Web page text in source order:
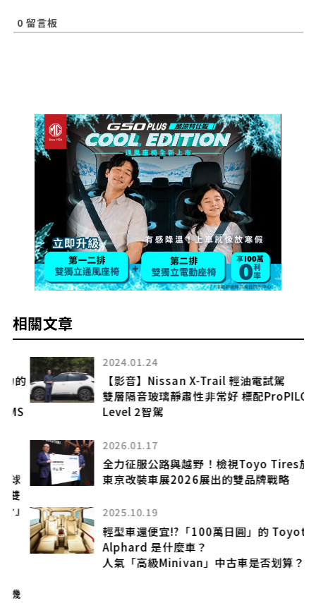
0 留言板
相關文章
2024.01.24
【影音】Nissan X-Trail 輕油電試駕
雙層隔音玻璃靜肅性非常好 標配ProPILOT
Level 2智駕
2026.01.17
全力征服公路與越野！檢視Toyo Tires於
東京改裝車展2026展出的雙品牌戰略
2025.10.19
輕型車還便宜!?「100萬日圓」的 Toyota
Alphard 是什麼車？
人氣「高級Minivan」中古車是否划算？